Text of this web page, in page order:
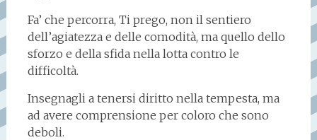
Fa’ che percorra, Ti prego, non il sentiero
dell’agiatezza e delle comodità, ma quello dello
sforzo e della sfida nella lotta contro le
difficoltà.
Insegnagli a tenersi diritto nella tempesta, ma
ad avere comprensione per coloro che sono
deboli.